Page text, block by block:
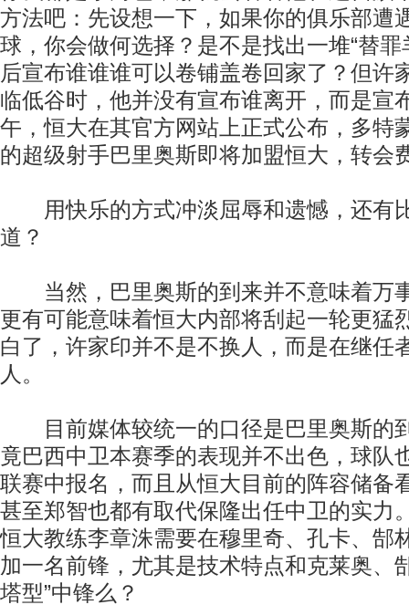
方法吧：先设想一下，如果你的俱乐部遭
球，你会做何选择？是不是找出一堆“替罪
后宣布谁谁谁可以卷铺盖卷回家了？但许
临低谷时，他并没有宣布谁离开，而是宣
午，恒大在其官方网站上正式公布，多特
的超级射手巴里奥斯即将加盟恒大，转会
用快乐的方式冲淡屈辱和遗憾，还有
道？
当然，巴里奥斯的到来并不意味着万
更有可能意味着恒大内部将刮起一轮更猛
白了，许家印并不是不换人，而是在继任
人。
目前媒体较统一的口径是巴里奥斯的
竟巴西中卫本赛季的表现并不出色，球队
联赛中报名，而且从恒大目前的阵容储备
甚至郑智也都有取代保隆出任中卫的实力
恒大教练李章洙需要在穆里奇、孔卡、郜
加一名前锋，尤其是技术特点和克莱奥、
塔型”中锋么？